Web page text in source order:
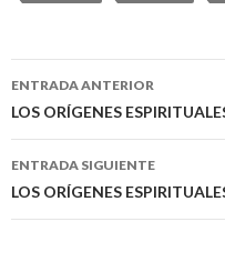
Navegación
de
entradas
ENTRADA ANTERIOR
LOS ORÍGENES
ENTRADA SIGUIENTE
LOS ORÍGENES